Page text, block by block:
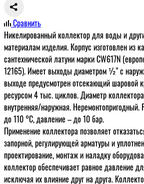
Сравнить
Никелированный коллектор для воды и
материалам изделия. Корпус изготовлен из
сантехнической латуни марки CW617N
12165). Имеет выходы диаметром ½" с
выходе предусмотрен отсекающий шаровой
ресурсом 4 тыс. циклов. Диаметр
внутренняя/наружная. Неремонтопригодный.
до 110 °С, давление – до 10 бар.
Применение коллектора позволяет
запорной, регулирующей арматуры и
проектирование, монтаж и наладку
коллектор обеспечивает равное давление
исключая их влияние друг на друга.